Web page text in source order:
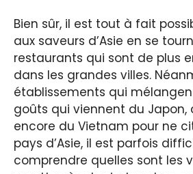
Bien sûr, il est tout à fait
aux saveurs d’Asie en se
restaurants qui sont de plus
dans les grandes villes.
établissements qui
goûts qui viennent du Japon,
encore du Vietnam pour ne
pays d’Asie, il est parfois
comprendre quelles sont les